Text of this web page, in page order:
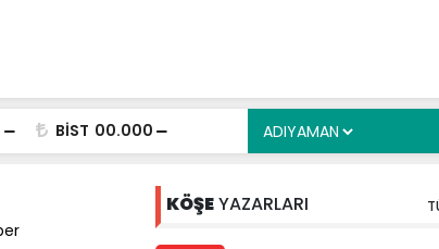
BİST 00.000
KÖŞEYAZARLARI